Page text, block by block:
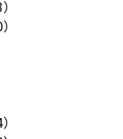
）
）
）